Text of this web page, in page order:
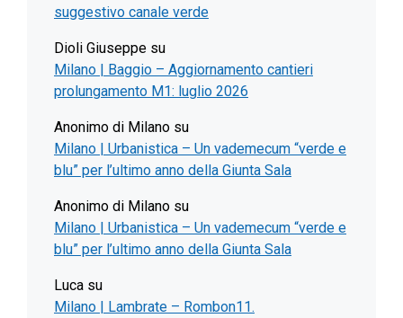
suggestivo canale verde
Dioli Giuseppe su
Milano | Baggio – Aggiornamento cantieri
prolungamento M1: luglio 2026
Anonimo di Milano su
Milano | Urbanistica – Un vademecum “verde e
blu” per l’ultimo anno della Giunta Sala
Anonimo di Milano su
Milano | Urbanistica – Un vademecum “verde e
blu” per l’ultimo anno della Giunta Sala
Luca su
Milano | Lambrate – Rombon11.